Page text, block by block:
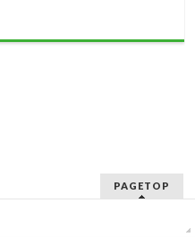
PAGETOP